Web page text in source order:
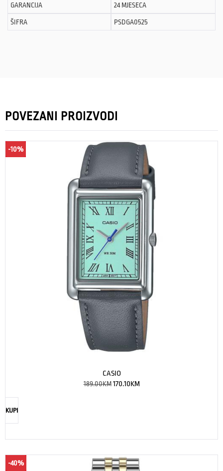
GARANCIJA 24 MJESECA
ŠIFRA PSDGA0525
POVEZANI PROIZVODI
-10%
CASIO
189.00KM 170.10KM
KUPI
-40%